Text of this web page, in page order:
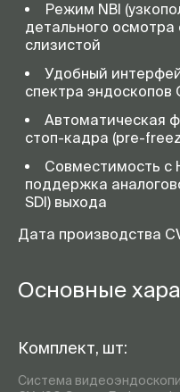
Режим NBI
детального осмотра
слизистой
Удобный
спектра эндоскопов
Автоматическая
стоп-кадра (pre-
Совместимость с
поддержка
SDI) выхода
Дата производства
Основные
Комплект, шт:
Система